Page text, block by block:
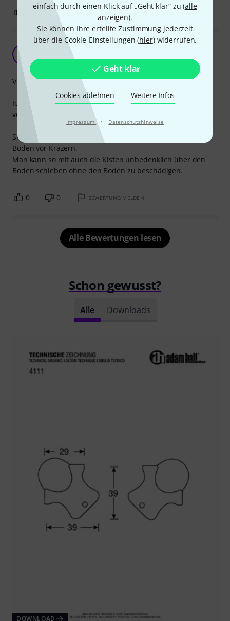
einfach durch einen Klick auf „Geht klar“ zu (alle
anzeigen).
Sie können Ihre erteilte Zustimmung jederzeit
über die Cookie-Einstellungen (hier) widerrufen.
Geht klar
Cookies ablehnen Weitere Infos
Impressum · Datenschutzhinweise
0 BEWERTUNG MELDEN
Echt guter Eckschutz
Anonym 04.05.2016
Ich habe die Ball Corner small seit einigen Jahren an
verschiedenen selbst gebauten Kisten montiert.
Sie schützen die Ecken der Kiste und auch gleichzeitig den
Boden vor Krazern.
Man kann so mit auch die Kisten unbedenklich über den
Boden schieben ohne den Boden zu beschädigen.
Verarbeitung
0 0 BEWERTUNG MELDEN
Alle Bewertungen lesen
Schon gewusst?
Alle Downloads
DOWNLOAD